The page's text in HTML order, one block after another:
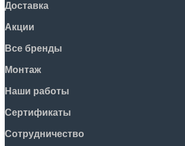
Доставка
Акции
Все бренды
Монтаж
Наши работы
Сертификаты
Сотрудничество